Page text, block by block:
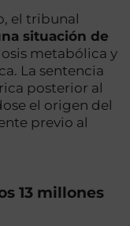
el tribunal
situación de
metabólica y
La sentencia
posterior al
el origen del
previo al
13 millones